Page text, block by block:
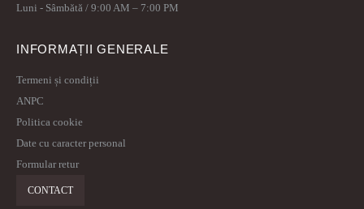
Luni - Sâmbătă / 9:00 AM – 7:00 PM
INFORMAȚII GENERALE
Termeni și condiții
ANPC
Politica cookie
Date cu caracter personal
Formular retur
CONTACT